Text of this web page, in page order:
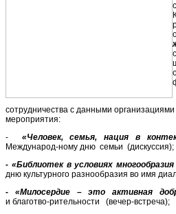
сотрудничества с данными
мероприятия:
- «Человек, семья, нация в
Международ-ному дню семьи (дискуссия);
- «Библиотек в условиях
дню культурного разнообразия во имя
- «Милосердие – это активная
и благотво-рительности (вечер-встреча);